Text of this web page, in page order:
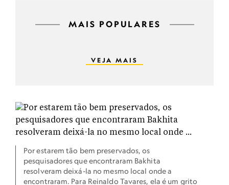
MAIS POPULARES
VEJA MAIS
Por estarem tão bem preservados, os
pesquisadores que encontraram Bakhita
resolveram deixá-la no mesmo local onde a
encontraram. Para Reinaldo Tavares, ela é um grito